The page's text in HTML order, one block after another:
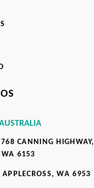
768 CANNING HIGHWAY,
WA 6153
WA 6953